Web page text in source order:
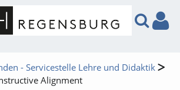
- Servicestelle Lehre und Didaktik
Alignment